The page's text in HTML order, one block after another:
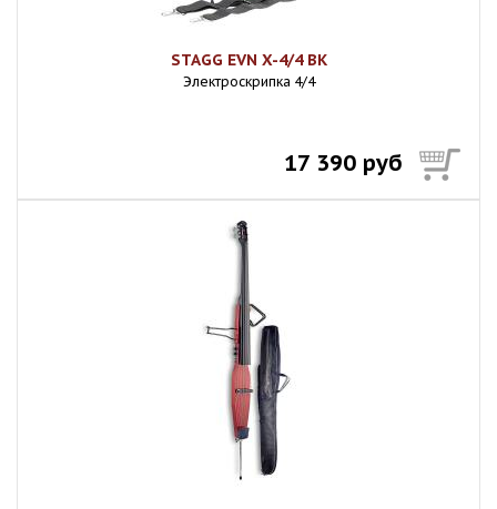
STAGG EVN X-4/4 BK
Электроскрипка 4/4
17 390 руб